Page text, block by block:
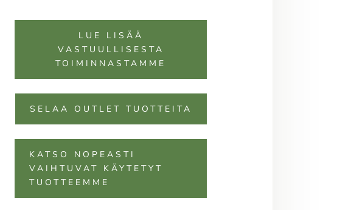
LUE LISÄÄ
VASTUULLISESTA
TOIMINNASTAMME
SELAA OUTLET TUOTTEITA
KATSO NOPEASTI
VAIHTUVAT KÄYTETYT
TUOTTEEMME